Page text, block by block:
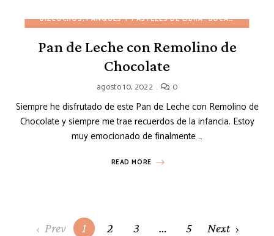
BIZCOCHOS, PANQUÉS Y PASTELES DE LIBRA BOCADILLOS
Pan de Leche con Remolino de
Chocolate
agosto 10, 2022 0
Siempre he disfrutado de este Pan de Leche con Remolino de
Chocolate y siempre me trae recuerdos de la infancia. Estoy
muy emocionado de finalmente …
READ MORE
Posts Prev 1 2 3 … 5 Next